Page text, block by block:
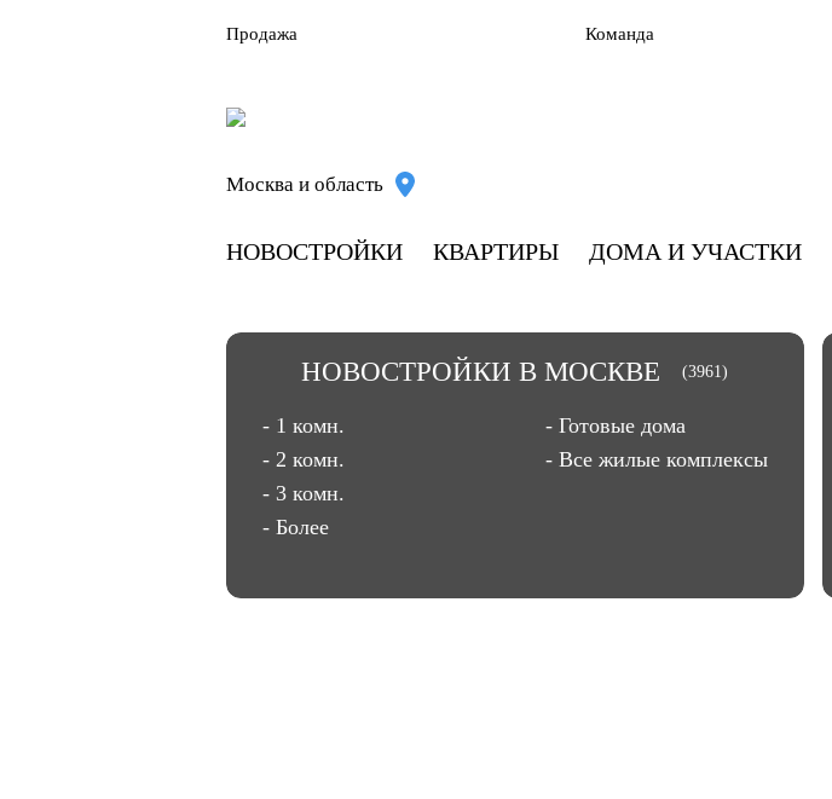
Продажа Команда
Москва и область
НОВОСТРОЙКИ КВАРТИРЫ ДОМА И УЧАСТКИ
(3961)
НОВОСТРОЙКИ В МОСКВЕ
- 1 комн.
- 2 комн.
- 3 комн.
- Более
- Готовые дома
- Все жилые комплексы